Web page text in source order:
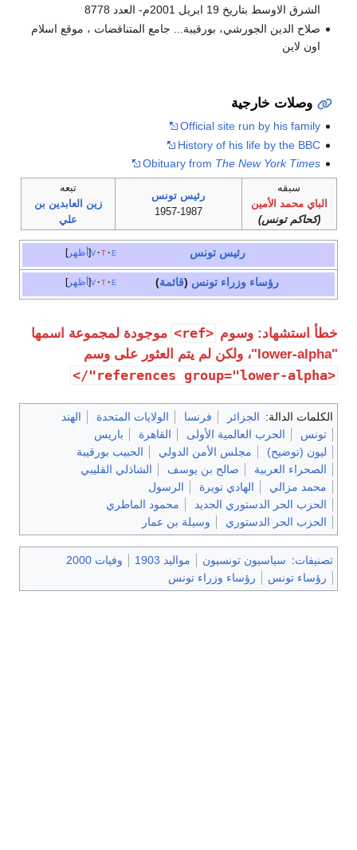
الشرق الاوسط بتاريخ 19 ابريل 2001م- العدد 8778
صلاح الدين الجورشي، بورقيبة... جامع المتناقضات ، موقع اسلام
اون لاين
وصلات خارجية
Official site run by his family
History of his life by the BBC
Obituary from The New York Times
سبقه
الباي محمد الأمين
(كحاكم تونس)
رئيس تونس
1957-1987
تبعه
زين العابدين بن
علي
أظهر v t e رئيس تونس
أظهر v t e رؤساء وزراء تونس (قائمة)
خطأ استشهاد: وسوم <ref>
موجودة لمجموعة اسمها
"lower-alpha"، ولكن لم يتم العثور على وسم
<references group="lower-alpha"/>
الكلمات الدالة: الجزائر فرنسا الولايات المتحدة
الهند
تونس
الحرب العالمية الأولى القاهرة
باريس
ليون (توضيح)
مجلس الأمن الدولي
الحبيب بورقيبة
الصحراء العربية
صالح بن يوسف
الشاذلي القليبي
محمد مزالي
الهادي نويرة
الرسول
الحزب الحر الدستوري الجديد
محمود الماطري
الحزب الحر الدستوري
وسيلة بن عمار
تصنيفات: سياسيون تونسيون مواليد 1903
وفيات 2000
رؤساء تونس
رؤساء وزراء تونس